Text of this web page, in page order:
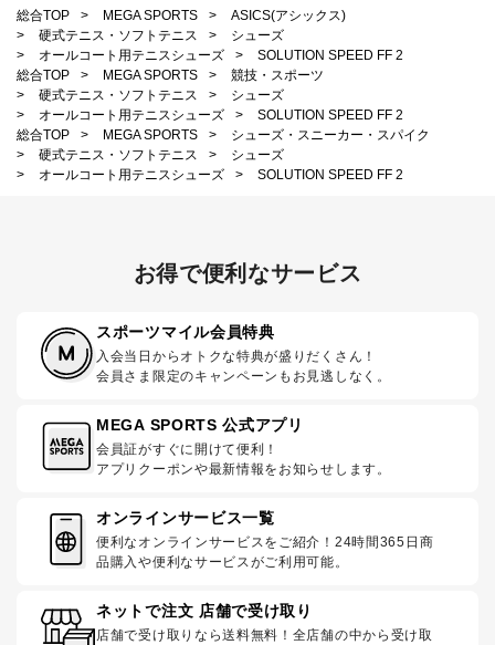
総合TOP > MEGA SPORTS >
ASICS(アシックス)
>
硬式テニス・ソフトテニス >
シューズ
>
オールコート用テニスシューズ >
SOLUTION SPEED FF 2
総合TOP
> MEGA SPORTS >
競技・スポーツ
>
硬式テニス・ソフトテニス >
シューズ
>
オールコート用テニスシューズ >
SOLUTION SPEED FF 2
総合TOP
> MEGA SPORTS >
シューズ・スニーカー・スパイク
>
硬式テニス・ソフトテニス >
シューズ
>
オールコート用テニスシューズ > SOLUTION SPEED FF 2
お得で便利なサービス
スポーツマイル会員特典
入会当日からオトクな特典が盛りだくさん！
会員さま限定のキャンペーンもお見逃しなく。
MEGA SPORTS 公式アプリ
会員証がすぐに開けて便利！
アプリクーポンや最新情報をお知らせします。
オンラインサービス一覧
便利なオンラインサービスをご紹介！24時間365日商
品購入や便利なサービスがご利用可能。
ネットで注文 店舗で受け取り
店舗で受け取りなら送料無料！全店舗の中から受け取